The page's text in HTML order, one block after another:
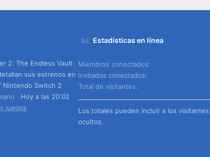
2: The Endless Vault
sus estrenos en
Nintendo Switch 2
Hoy a las 20:02
juegos
Estadísticas en línea
Miembros conectados
Invitados conectados
Total de visitantes
Los totales pueden incluir a los visitantes
ocultos.